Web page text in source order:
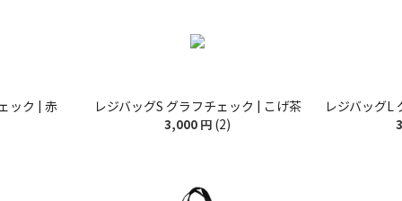
ック | 赤 レジバッグS グラフチェック | こげ茶
3,000 円 (2)
レジバッグL